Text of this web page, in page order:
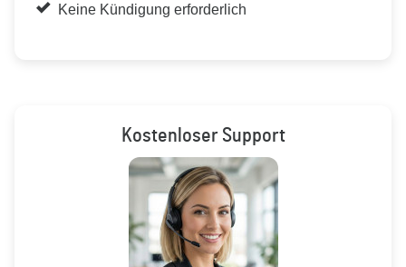
Keine Kündigung erforderlich
Kostenloser Support